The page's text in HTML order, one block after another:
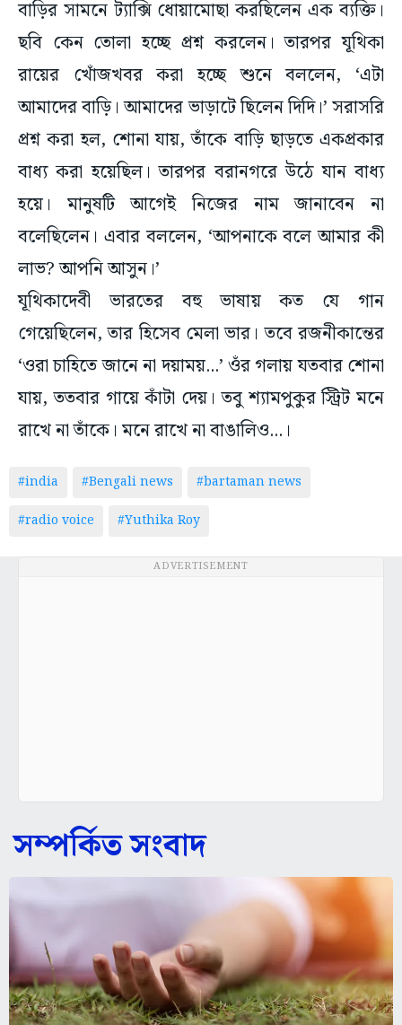
বাড়ির সামনে ট্যাক্সি ধোয়ামোছা করছিলেন এক ব্যক্তি।
ছবি কেন তোলা হচ্ছে প্রশ্ন করলেন। তারপর যূথিকা
রায়ের খোঁজখবর করা হচ্ছে শুনে বললেন, ‘এটা
আমাদের বাড়ি। আমাদের ভাড়াটে ছিলেন দিদি।’ সরাসরি
প্রশ্ন করা হল, শোনা যায়, তাঁকে বাড়ি ছাড়তে একপ্রকার
বাধ্য করা হয়েছিল। তারপর বরানগরে উঠে যান বাধ্য
হয়ে। মানুষটি আগেই নিজের নাম জানাবেন না
বলেছিলেন। এবার বললেন, ‘আপনাকে বলে আমার কী
লাভ? আপনি আসুন।’
যূথিকাদেবী ভারতের বহু ভাষায় কত যে গান
গেয়েছিলেন, তার হিসেব মেলা ভার। তবে রজনীকান্তের
‘ওরা চাহিতে জানে না দয়াময়...’ ওঁর গলায় যতবার শোনা
যায়, ততবার গায়ে কাঁটা দেয়। তবু শ্যামপুকুর স্ট্রিট মনে
রাখে না তাঁকে। মনে রাখে না বাঙালিও...।
#india #Bengali news
#bartaman news
#radio voice
#Yuthika Roy
ADVERTISEMENT
সম্পর্কিত সংবাদ